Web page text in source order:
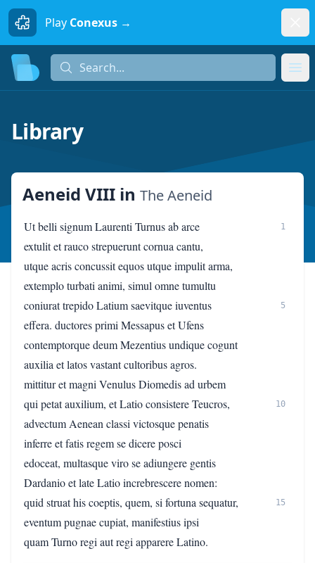
Play Conexus →
Search...
Library
Aeneid VIII in The Aeneid
Ut belli signum Laurenti Turnus ab arce 1
extulit et rauco strepuerunt cornua cantu,
utque acris concussit equos utque impulit arma,
extemplo turbati animi, simul omne tumultu
coniurat trepido Latium saevitque iuventus
5
effera. ductores primi Messapus et Ufens
contemptorque deum Mezentius undique cogunt
auxilia et latos vastant cultoribus agros.
mittitur et magni Venulus Diomedis ad urbem
qui petat auxilium, et Latio consistere Teucros,
10
advectum Aenean classi victosque penatis
inferre et fatis regem se dicere posci
edoceat, multasque viro se adiungere gentis
Dardanio et late Latio increbrescere nomen:
quid struat his coeptis, quem, si fortuna sequatur,
15
eventum pugnae cupiat, manifestius ipsi
quam Turno regi aut regi apparere Latino.